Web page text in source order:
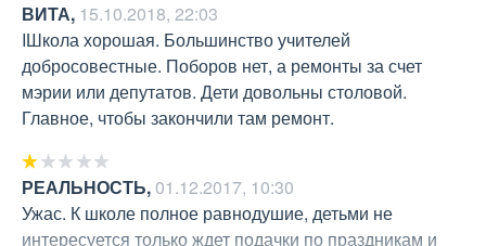
ВИТА, 15.10.2018, 22:03
IШкола хорошая. Большинство учителей
добросовестные. Поборов нет, а ремонты за счет
мэрии или депутатов. Дети довольны столовой.
Главное, чтобы закончили там ремонт.
РЕАЛЬНОСТЬ,01.12.2017, 10:30
Ужас. К школе полное равнодушие, детьми не
интересуется только ждет подачки по праздникам и